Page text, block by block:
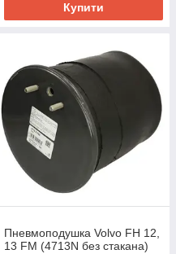
Купити
Пневмоподушка Volvo FH 12,
13 FM (4713N без стакана)